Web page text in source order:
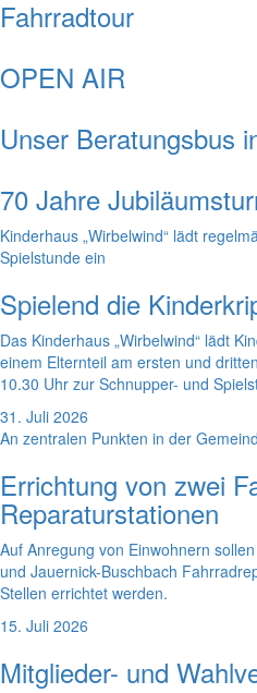
Fahrradtour
OPEN AIR
Unser Beratungsbus
70 Jahre
Kinderhaus „Wirbelwind“ lädt
Spielstunde ein
Spielend die
Das Kinderhaus „Wirbelwind“ lädt
einem Elternteil am ersten und
10.30 Uhr zur Schnupper- und
31. Juli 2026
An zentralen Punkten in der
Errichtung von zwei
Reparaturstationen
Auf Anregung von Einwohnern
und Jauernick-Buschbach
Stellen errichtet werden.
15. Juli 2026
Mitglieder- und